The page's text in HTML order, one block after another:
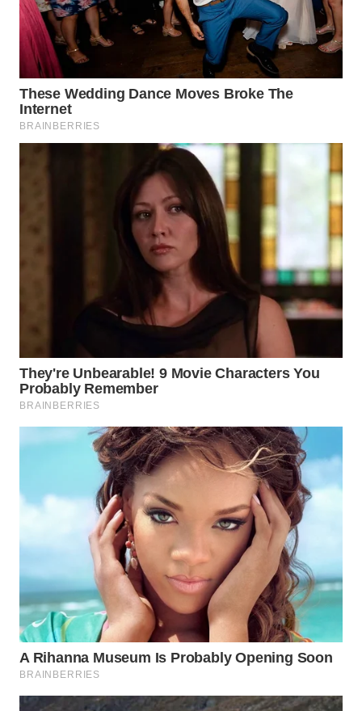
WN
TANJUNG
LESUNG
WN
KARO
TENGAH
WN DELI
SERDANG
WN
TEBING
WN
KARAWANG
WN
BEKASI
BOGOR